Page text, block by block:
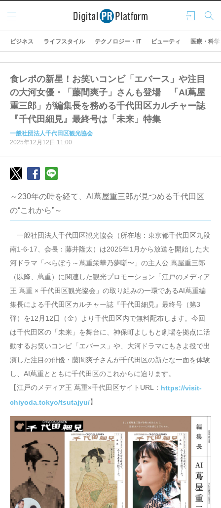
ログ
イン
検索
メニ
ュー
ビジネス ライフスタイル テクノロジー・IT ビューティ 医療・科学
食レポの新星！お笑いコンビ「エバース」や注目
の大河女優・「藤間爽子」さんも登場 「AI蔦屋
重三郎」が編集長を務める千代田区カルチャー誌
『千代田細見』最終号は「未来」特集
一般社団法人千代田区観光協会
2025年12月12日 11:00
～230年の時を経て、AI蔦屋重三郎が見つめる千代田区
の“これから”～
一般社団法人千代田区観光協会（所在地：東京都千代田区九段
南1-6-17、会長：藤井隆太）は2025年1月から放送を開始した大
河ドラマ「べらぼう～蔦重栄華乃夢噺〜」の主人公 蔦屋重三郎
（以降、蔦重）に関連した観光プロモーション「江戸のメディア
王 蔦重 × 千代田区観光協会」の取り組みの一環であるAI蔦重編
集長による千代田区カルチャー誌『千代田細見』最終号（第3
弾）を12月12日（金）より千代田区内で無料配布します。今回
は千代田区の「未来」を舞台に、神保町よしもと劇場を拠点に活
動するお笑いコンビ「エバース」や、大河ドラマにもきよ役で出
演した注目の俳優・藤間爽子さんが千代田区の新たな一面を体験
し、AI蔦重とともに千代田区のこれからに迫ります。
【江戸のメディア王 蔦重×千代田区サイトURL： https://visit-
chiyoda.tokyo/tsutajyu/】